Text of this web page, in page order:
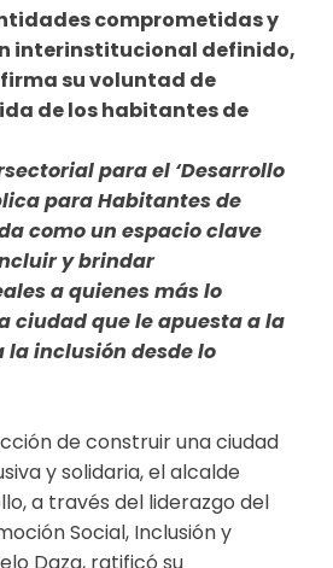
comprometidas y
interinstitucional definido,
su voluntad de
de los habitantes de
para el ‘Desarrollo
para Habitantes de
como un espacio clave
y brindar
a quienes más lo
ciudad que le apuesta a la
inclusión desde lo
de construir una ciudad
y solidaria, el alcalde
a través del liderazgo del
Social, Inclusión y